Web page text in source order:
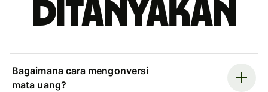
ditanyakan
Bagaimana cara mengonversi
mata uang?